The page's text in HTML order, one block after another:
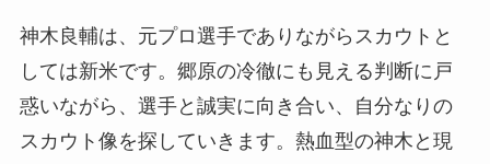
神木良輔は、元プロ選手でありながらスカウトと
しては新米です。郷原の冷徹にも見える判断に戸
惑いながら、選手と誠実に向き合い、自分なりの
スカウト像を探していきます。熱血型の神木と現